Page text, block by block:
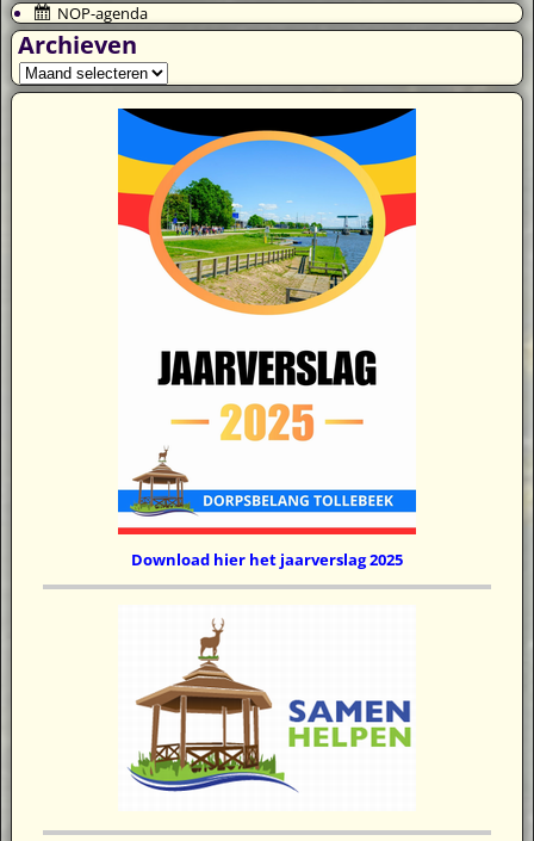
NOP-agenda
Archieven
Download hier het jaarverslag 2025